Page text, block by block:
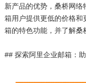
新产品的优势，桑桥网
箱用户提供更低的价格
箱的特色功能，并了解桑
## 探索阿里企业邮箱：